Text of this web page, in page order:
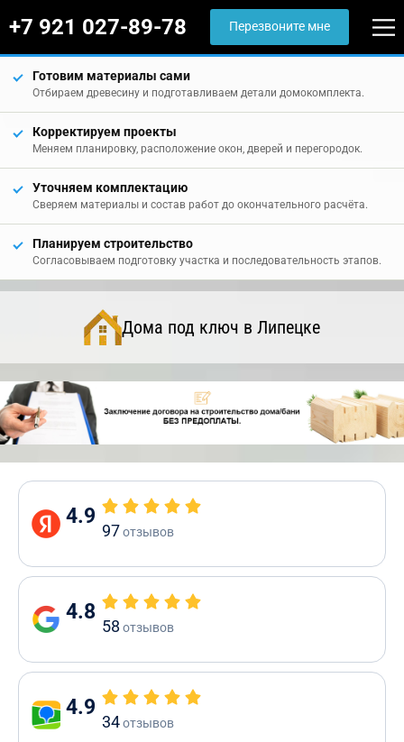
+7 921 027-89-78 Перезвоните мне
Готовим материалы сами
Отбираем древесину и подготавливаем детали домокомплекта.
Корректируем проекты
Меняем планировку, расположение окон, дверей и перегородок.
Уточняем комплектацию
Сверяем материалы и состав работ до окончательного расчёта.
Планируем строительство
Согласовываем подготовку участка и последовательность этапов.
Дома под ключ в Липецке
4.9
97отзывов
4.8
58 отзывов
4.9
34отзывов